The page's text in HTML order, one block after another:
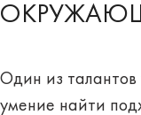
Один из талантов
умение найти